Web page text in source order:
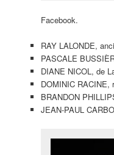
Facebook.
RAY LALONDE,
PASCALE
DIANE NICOL, de
DOMINIC RACINE,
BRANDON
JEAN-PAUL